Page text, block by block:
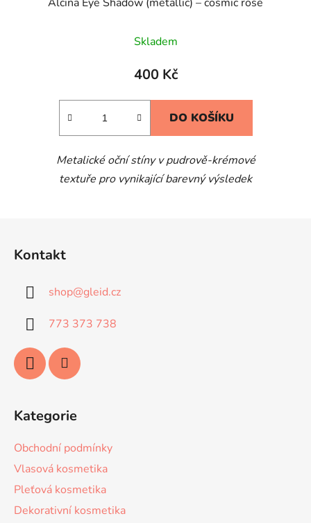
Skladem
400 Kč
DO KOŠÍKU
Metalické oční stíny v pudrově-krémové
textuře pro vynikající barevný výsledek
Kontakt
shop@gleid.cz
773 373 738
Kategorie
Obchodní podmínky
Vlasová kosmetika
Pleťová kosmetika
Dekorativní kosmetika